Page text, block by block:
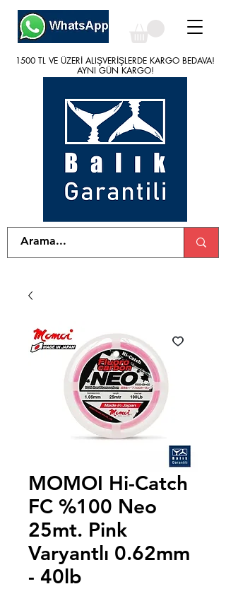
1500 TL VE ÜZERİ ALIŞVERİŞLERDE KARGO BEDAVA!
AYNI GÜN KARGO!
1500 TL VE ÜZERİ ALIŞVERİŞLERDE KARGO BEDAVA!
AYNI GÜN KARGO!
MOMOI Hi-Catch
FC %100 Neo
25mt. Pink
Varyantlı 0.62mm
- 40lb